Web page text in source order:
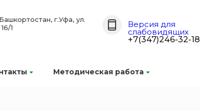
Методическая работа
г.Уфа, ул.
1
Версия для
слабовидящих
+7(347)246-32-18